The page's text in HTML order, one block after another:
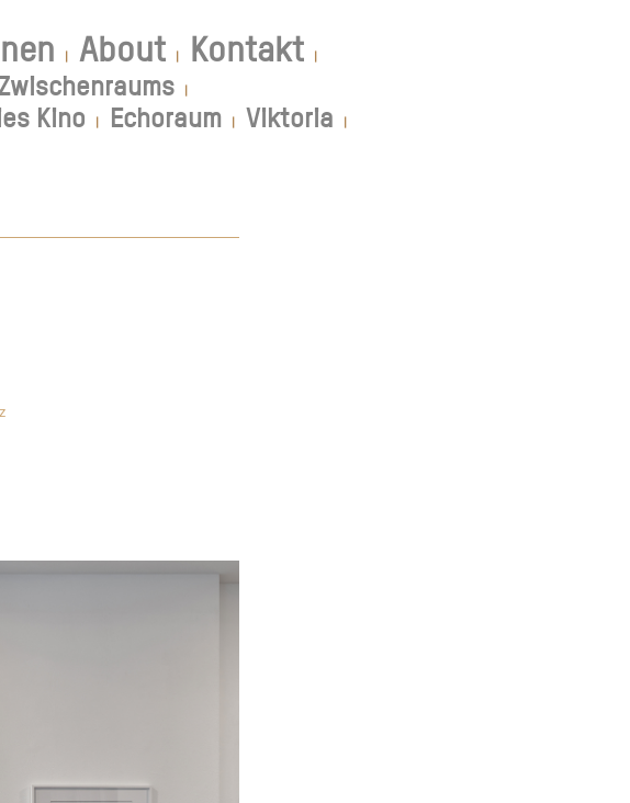
| About | Kontakt |
|
Kino | Echoraum | Viktoria |